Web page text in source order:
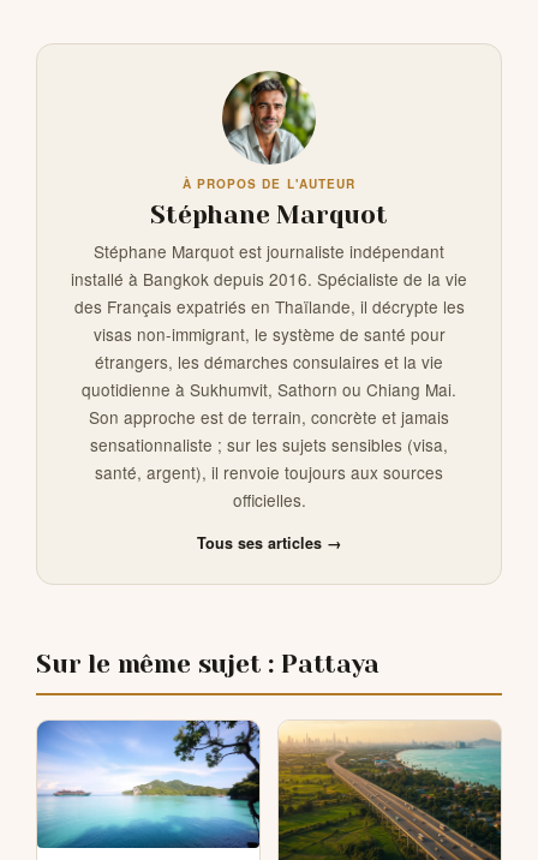
À PROPOS DE L'AUTEUR
Stéphane Marquot
Stéphane Marquot est journaliste indépendant
installé à Bangkok depuis 2016. Spécialiste de la vie
des Français expatriés en Thaïlande, il décrypte les
visas non-immigrant, le système de santé pour
étrangers, les démarches consulaires et la vie
quotidienne à Sukhumvit, Sathorn ou Chiang Mai.
Son approche est de terrain, concrète et jamais
sensationnaliste ; sur les sujets sensibles (visa,
santé, argent), il renvoie toujours aux sources
officielles.
Tous ses articles →
Sur le même sujet : Pattaya